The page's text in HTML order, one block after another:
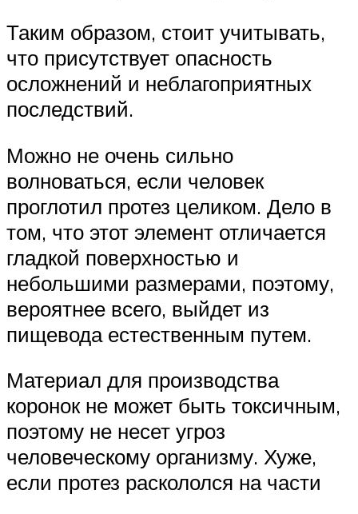
Таким образом, стоит учитывать,
что присутствует опасность
осложнений и неблагоприятных
последствий.
Можно не очень сильно
волноваться, если человек
проглотил протез целиком. Дело в
том, что этот элемент отличается
гладкой поверхностью и
небольшими размерами, поэтому,
вероятнее всего, выйдет из
пищевода естественным путем.
Материал для производства
коронок не может быть токсичным,
поэтому не несет угроз
человеческому организму. Хуже,
если протез раскололся на части